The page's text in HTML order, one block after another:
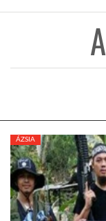
KÖZEL-KELET
AUSZTRÁLIA
ÁZSIA